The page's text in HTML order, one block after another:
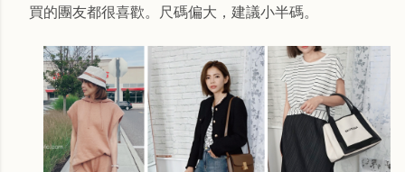
買的團友都很喜歡。尺碼偏大，建議小半碼。